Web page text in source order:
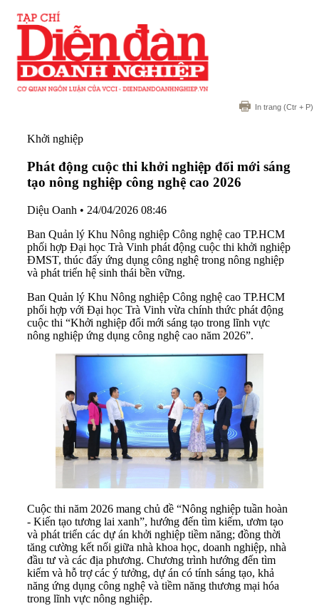
In trang (Ctr + P)
Khởi nghiệp
Phát động cuộc thi khởi nghiệp đổi mới sáng
tạo nông nghiệp công nghệ cao 2026
Diệu Oanh • 24/04/2026 08:46
Ban Quản lý Khu Nông nghiệp Công nghệ cao TP.HCM
phối hợp Đại học Trà Vinh phát động cuộc thi khởi nghiệp
ĐMST, thúc đẩy ứng dụng công nghệ trong nông nghiệp
và phát triển hệ sinh thái bền vững.
Ban Quản lý Khu Nông nghiệp Công nghệ cao TP.HCM
phối hợp với Đại học Trà Vinh vừa chính thức phát động
cuộc thi “Khởi nghiệp đổi mới sáng tạo trong lĩnh vực
nông nghiệp ứng dụng công nghệ cao năm 2026”.
Cuộc thi năm 2026 mang chủ đề “Nông nghiệp tuần hoàn
- Kiến tạo tương lai xanh”, hướng đến tìm kiếm, ươm tạo
và phát triển các dự án khởi nghiệp tiềm năng; đồng thời
tăng cường kết nối giữa nhà khoa học, doanh nghiệp, nhà
đầu tư và các địa phương. Chương trình hướng đến tìm
kiếm và hỗ trợ các ý tưởng, dự án có tính sáng tạo, khả
năng ứng dụng công nghệ và tiềm năng thương mại hóa
trong lĩnh vực nông nghiệp.